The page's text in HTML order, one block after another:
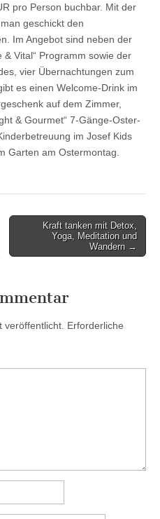
pro Person buchbar. Mit der
geschickt den
Im Angebot sind neben der
& Vital“ Programm sowie der
vier Übernachtungen zum
es einen Welcome-Drink im
auf dem Zimmer,
& Gourmet“ 7-Gänge-Oster-
im Josef Kids
Garten am Ostermontag.
Kraft tanken mit Detox,
Yoga, Meditation und
Wandern →
veröffentlicht. Erforderliche